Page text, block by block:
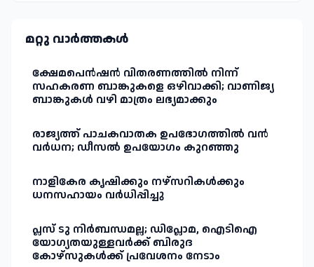
മറ്റു വാർത്തകള്‍
ക്ഷേമപെൻഷൻ വിതരണത്തിൽ നിന്ന്
സഹകരണ ബാങ്കുകളെ ഒഴിവാക്കി; വാണിജ്യ
ബാങ്കുകൾ വഴി മാത്രം ലഭ്യമാക്കും
രാജ്യത്ത് പാചകവാതക ഉപഭോഗത്തിൽ വൻ
വർധന; ഡീസൽ ഉപയോഗം കുറഞ്ഞു
നാളികേര കൃഷിക്കും നഴ്സറികൾക്കും
ധനസഹായം വർധിപ്പിച്ചു
പ്ലസ് ടു നിർബന്ധമല്ല; ഡിപ്ലോമ, ഐടിഐ
യോഗ്യതയുള്ളവർക്ക് ബിരുദ
കോഴ്‌സുകൾക്ക് പ്രവേശനം നേടാം